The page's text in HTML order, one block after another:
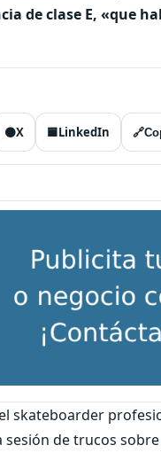
de clase E, «que
⚫X 🟦LinkedIn 🔗
skateboarder
de trucos